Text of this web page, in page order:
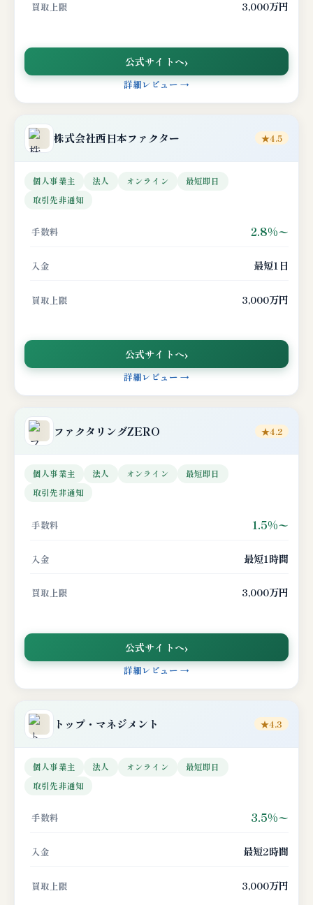
買取上限 3,000万円
公式サイトへ
詳細レビュー →
株式会社西日本ファクター ★4.5
個人事業主 法人 オンライン
最短即日
取引先非通知
手数料 2.8%〜
入金 最短1日
買取上限 3,000万円
公式サイトへ
詳細レビュー →
ファクタリングZERO ★4.2
個人事業主 法人 オンライン
最短即日
取引先非通知
手数料 1.5%〜
入金 最短1時間
買取上限 3,000万円
公式サイトへ
詳細レビュー →
トップ・マネジメント ★4.3
個人事業主 法人 オンライン
最短即日
取引先非通知
手数料 3.5%〜
入金 最短2時間
買取上限 3,000万円